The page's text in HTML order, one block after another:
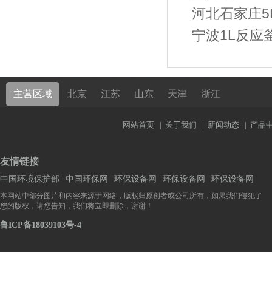
河北石家庄
宁波1L反应
主营区域 北京 江苏 山东 天津 浙江
网站首页 | 关于我们 | 新闻动态 | 产品
友情链接
中国环境保护部 中国环保网 环保设备网 环保设备网 环保设备网
本网站中部分图片和内容来源于网络，版权归原创者或公司所有，如果我们侵犯了
您的版权，请您告知，我们将立即删除，谢谢！
鲁ICP备18039103号-4